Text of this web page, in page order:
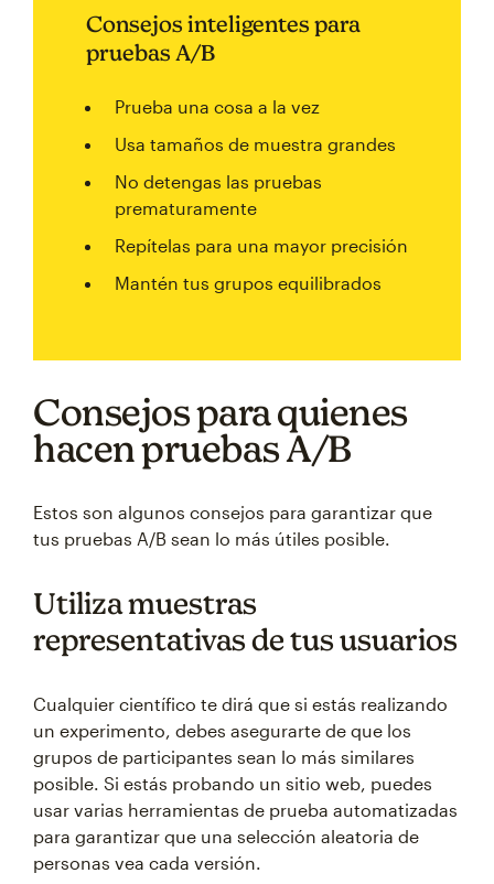
Consejos inteligentes para
pruebas A/B
Prueba una cosa a la vez
Usa tamaños de muestra grandes
No detengas las pruebas
prematuramente
Repítelas para una mayor precisión
Mantén tus grupos equilibrados
Consejos para quienes
hacen pruebas A/B
Estos son algunos consejos para garantizar que
tus pruebas A/B sean lo más útiles posible.
Utiliza muestras
representativas de tus usuarios
Cualquier científico te dirá que si estás realizando
un experimento, debes asegurarte de que los
grupos de participantes sean lo más similares
posible. Si estás probando un sitio web, puedes
usar varias herramientas de prueba automatizadas
para garantizar que una selección aleatoria de
personas vea cada versión.